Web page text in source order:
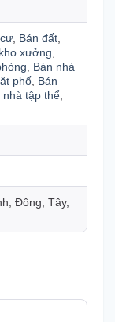
Bán đất
xưởng
Bán nhà
phố Bán
nhà tập thể
Đông, Tây,